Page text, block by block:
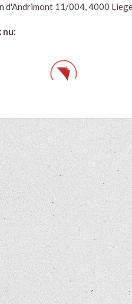
d'Andrimont 11/004, 4000
nu: